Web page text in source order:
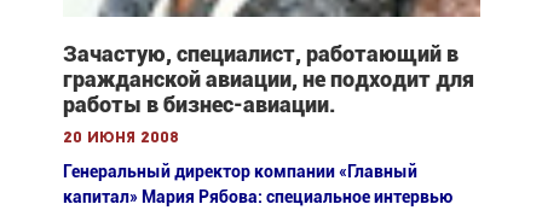
Зачастую, специалист, работающий в
гражданской авиации, не подходит для
работы в бизнес-авиации.
20 июня 2008
Генеральный директор компании «Главный
капитал» Мария Рябова: специальное интервью